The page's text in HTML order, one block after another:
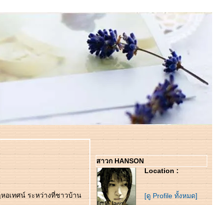
อเทศน์ ระหว่างที่ชาวบ้าน
สาวก HANSON
Location :
[ดู Profile ทั้งหมด]